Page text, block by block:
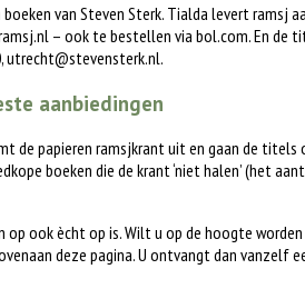
van Steven Sterk. Tialda levert ramsj
– ook te bestellen via bol.com. En
utrecht@stevensterk.nl.
aanbiedingen
de papieren ramsjkrant uit en gaan de
boeken die de krant ‘niet halen’ (het
ook ècht op is. Wilt u op de hoogte
deze pagina. U ontvangt dan vanzelf